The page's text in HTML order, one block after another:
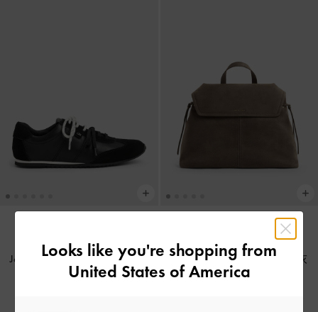
Jace 真皮拼接綁帶球鞋- 黑色
新貨上市
Noane 仿麂皮後背包-岩石灰
Looks like you're shopping from
United States of America